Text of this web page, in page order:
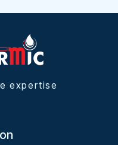
expertise